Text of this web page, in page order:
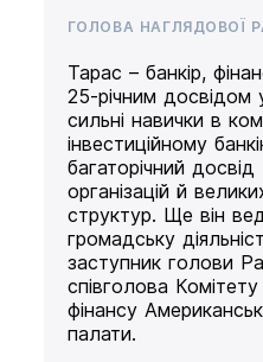
ГОЛОВА НАГЛЯДОВОЇ
Тарас – банкір,
25-річним досвідом
сильні навички в
інвестиційному
багаторічний
організацій й
структур. Ще він
громадську
заступник голови
співголова Комітету
фінансу
палати.